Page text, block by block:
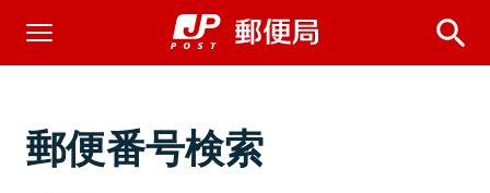
郵便番号検索